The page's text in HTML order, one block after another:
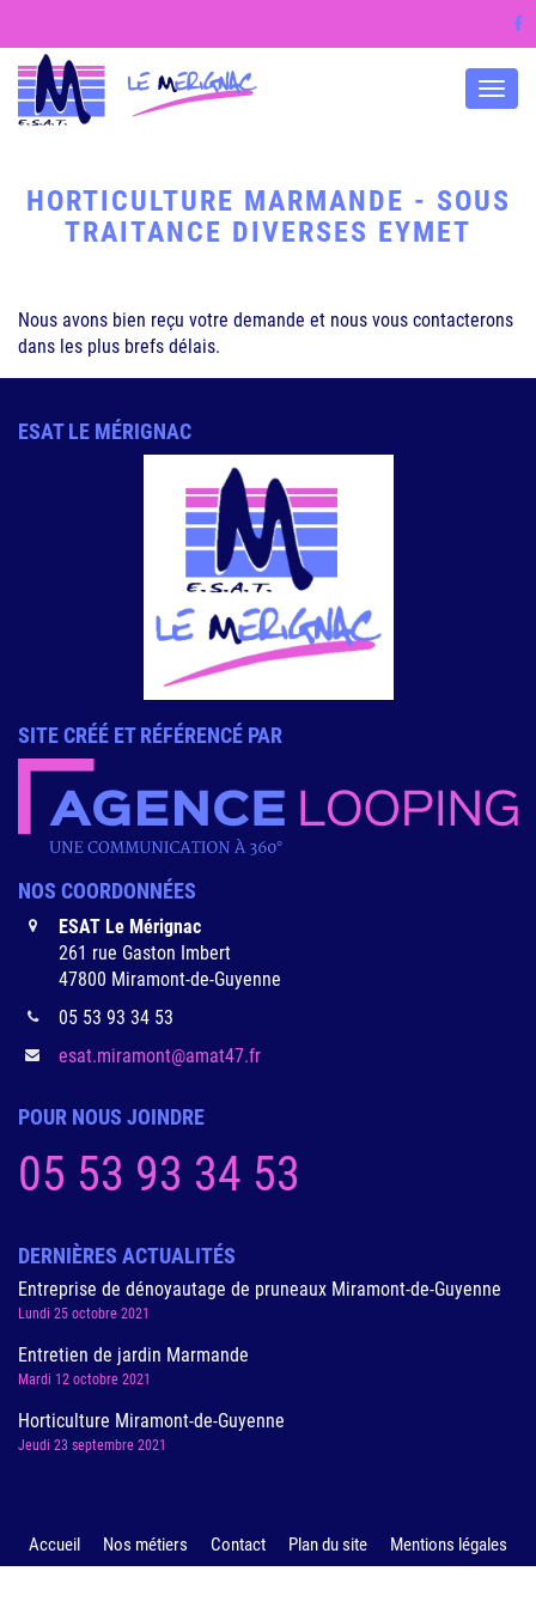
Menu
HORTICULTURE MARMANDE - SOUS
TRAITANCE DIVERSES EYMET
Nous avons bien reçu votre demande et nous vous contacterons
dans les plus brefs délais.
ESAT LE MÉRIGNAC
SITE CRÉÉ ET RÉFÉRENCÉ PAR
NOS COORDONNÉES
ESAT Le Mérignac
261 rue Gaston Imbert
47800 Miramont-de-Guyenne
05 53 93 34 53
esat.miramont@amat47.fr
POUR NOUS JOINDRE
05 53 93 34 53
DERNIÈRES ACTUALITÉS
Entreprise de dénoyautage de pruneaux Miramont-de-Guyenne
Lundi 25 octobre 2021
Entretien de jardin Marmande
Mardi 12 octobre 2021
Horticulture Miramont-de-Guyenne
Jeudi 23 septembre 2021
Accueil Nos métiers Contact Plan du site Mentions légales